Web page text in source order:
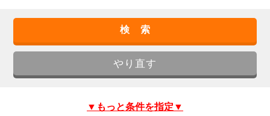
▼もっと条件を指定▼